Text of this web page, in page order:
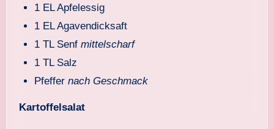
1 EL Apfelessig
1 EL Agavendicksaft
1 TL Senfmittelscharf
1 TL Salz
Pfeffernach Geschmack
Kartoffelsalat